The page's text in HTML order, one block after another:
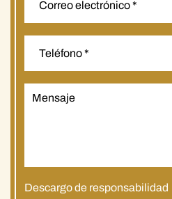
Descargo de responsabilidad